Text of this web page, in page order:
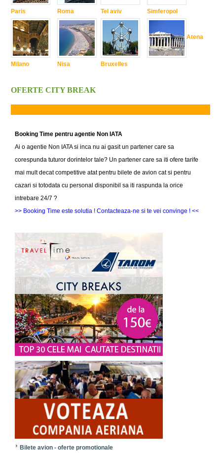
Paris
Milano
Roma
Nisa
Tel aviv
Bruxelles
Simferopol
Atena
OFERTE CITY BREAK
Booking Time pentru agentie Non IATA
Ai o agentie Non IATA si inca nu ai gasit un partener care sa
corespunda tuturor dorintelor tale? Un partener care sa iti ofere tarife
mai mult decat competitive atat pentru bilete de avion cat si pentru
cazari si totodata cu personal disponibil sa iti raspunda la orice
intrebare 24/7 ?
>> Booking Time este solutia ! Contacteaza-ne si te vei convinge ! <<
Bilete avion - oferte promotionale